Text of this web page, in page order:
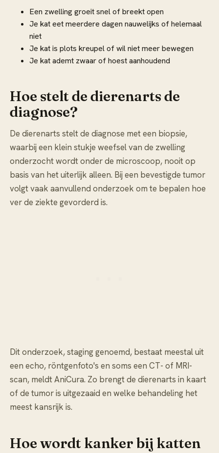
Een zwelling groeit snel of breekt open
Je kat eet meerdere dagen nauwelijks of helemaal
niet
Je kat is plots kreupel of wil niet meer bewegen
Je kat ademt zwaar of hoest aanhoudend
Hoe stelt de dierenarts de
diagnose?
De dierenarts stelt de diagnose met een biopsie,
waarbij een klein stukje weefsel van de zwelling
onderzocht wordt onder de microscoop, nooit op
basis van het uiterlijk alleen. Bij een bevestigde tumor
volgt vaak aanvullend onderzoek om te bepalen hoe
ver de ziekte gevorderd is.
Dit onderzoek, staging genoemd, bestaat meestal uit
een echo, röntgenfoto's en soms een CT- of MRI-
scan, meldt AniCura. Zo brengt de dierenarts in kaart
of de tumor is uitgezaaid en welke behandeling het
meest kansrijk is.
Hoe wordt kanker bij katten